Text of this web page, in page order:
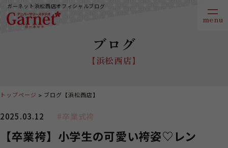
ガーネット浜松西店オフィシャルブログ
ブログ
【浜松西店】
2025.03.12 #卒業式袴
【卒業袴】小学生の可愛い袴姿♡レン
トップページ ブログ【浜松西店】